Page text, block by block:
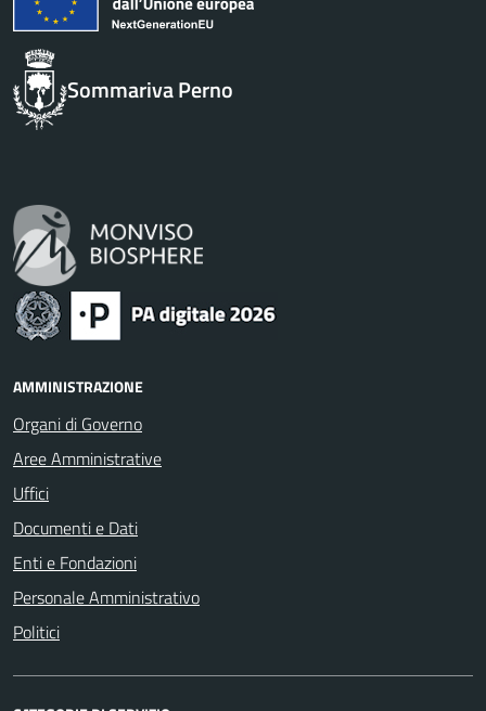
Sommariva Perno
AMMINISTRAZIONE
Organi di Governo
Aree Amministrative
Uffici
Documenti e Dati
Enti e Fondazioni
Personale Amministrativo
Politici